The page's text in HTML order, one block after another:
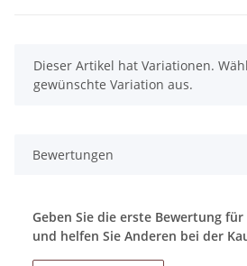
x
Dieser Artikel hat Variationen.
gewünschte Variation aus.
Bewertungen
Geben Sie die erste Bewertung
und helfen Sie Anderen bei der